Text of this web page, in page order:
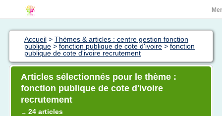
Accueil > Thèmes & articles : centre gestion fonction
publique > fonction publique de cote d'ivoire > fonction
publique de cote d'ivoire recrutement
Articles sélectionnés pour le thème :
fonction publique de cote d'ivoire
recrutement
→ 24 articles